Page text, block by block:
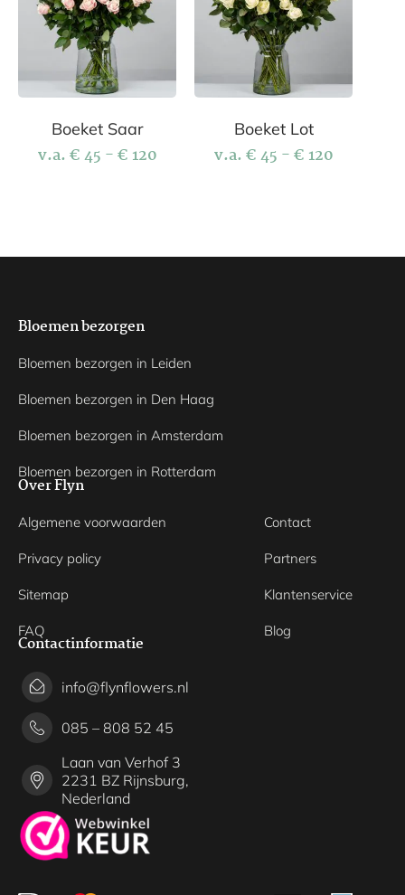
Boeket Saar
v.a.€45 -€ 120
Boeket Lot
v.a.€45 -€ 120
Bloemen bezorgen
Bloemen bezorgen in Leiden
Bloemen bezorgen in Den Haag
Bloemen bezorgen in Amsterdam
Bloemen bezorgen in Rotterdam
Over Flyn
Algemene voorwaarden
Privacy policy
Sitemap
FAQ
Contact
Partners
Klantenservice
Blog
Contactinformatie
info@flynflowers.nl
085 – 808 52 45
Laan van Verhof 3
2231 BZ Rijnsburg,
Nederland